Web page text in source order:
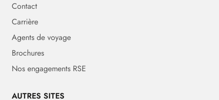
Contact
Carrière
Agents de voyage
Brochures
Nos engagements RSE
AUTRES SITES